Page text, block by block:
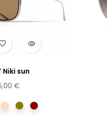
Niki sun
€
DoréeVert Pourpre